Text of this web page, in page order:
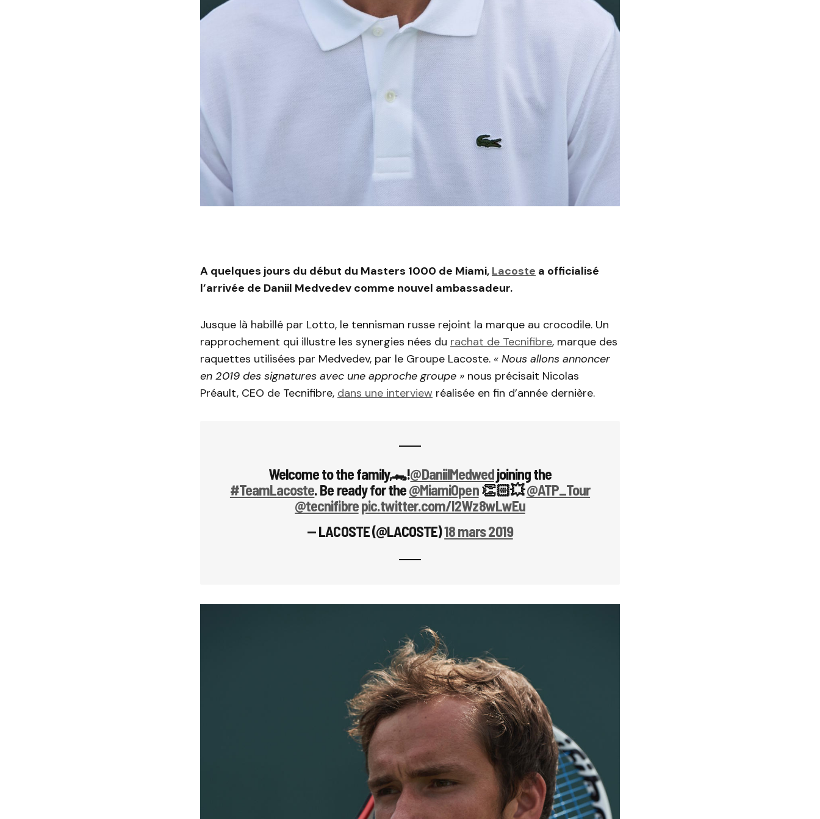
A quelques jours du début du Masters 1000 de Miami, Lacoste a officialisé
l’arrivée de Daniil Medvedev comme nouvel ambassadeur.
Jusque là habillé par Lotto, le tennisman russe rejoint la marque au crocodile. Un
rapprochement qui illustre les synergies nées du rachat de Tecnifibre, marque des
raquettes utilisées par Medvedev, par le Groupe Lacoste. « Nous allons annoncer
en 2019 des signatures avec une approche groupe » nous précisait Nicolas
Préault, CEO de Tecnifibre, dans une interview réalisée en fin d’année dernière.
Welcome to the family,🐊!@DaniilMedwedjoining the
#TeamLacoste. Be ready for the@MiamiOpen👏🏻💥@ATP_Tour
@tecnifibrepic.twitter.com/I2Wz8wLwEu
— LACOSTE (@LACOSTE)18 mars 2019